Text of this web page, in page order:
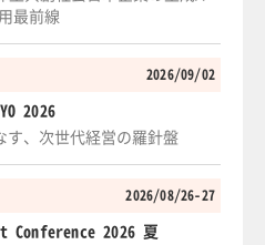
最前線
2026/09/02
2026
す、次世代経営の羅針盤
2026/08/26-27
Conference 2026 夏